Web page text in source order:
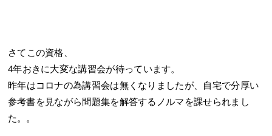
さてこの資格、
4年おきに大変な講習会が待っています。
昨年はコロナの為講習会は無くなりましたが、自宅で分厚い
参考書を見ながら問題集を解答するノルマを課せられまし
た。。